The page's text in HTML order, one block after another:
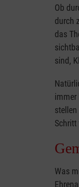
Ob
durch
das
sind,
immer
Schritt
Was